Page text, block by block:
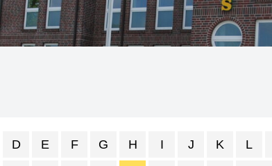
D E F G H I J K L